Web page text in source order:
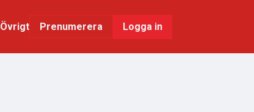
Övrigt Prenumerera Logga in